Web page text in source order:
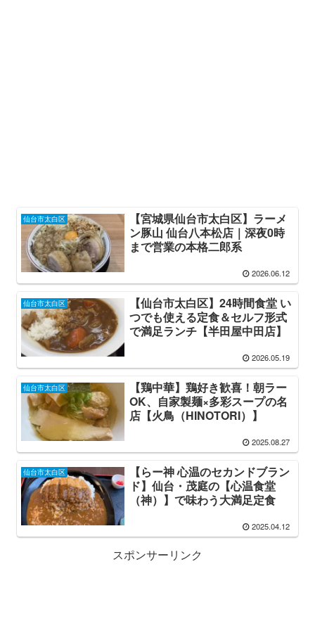
仙台市太白区
【宮城県仙台市太白区】ラーメ
ン豚山 仙台八本松店｜深夜0時
まで営業の本格二郎系
2026.06.12
仙台市太白区
【仙台市太白区】24時間食堂 い
つでも使える定食＆セルフ形式
で満足ランチ【半田屋中田店】
2026.05.19
仙台市太白区
【鶏中華】鶏好き歓喜！朝ラー
OK、自家製麺×多彩スープの名
店【火鳥（HINOTORI）】
2025.08.27
仙台市太白区
【らー神 心温のセカンドブラン
ド】仙台・茂庭の【心温食堂
（神）】で味わう大満足定食
2025.04.12
スポンサーリンク